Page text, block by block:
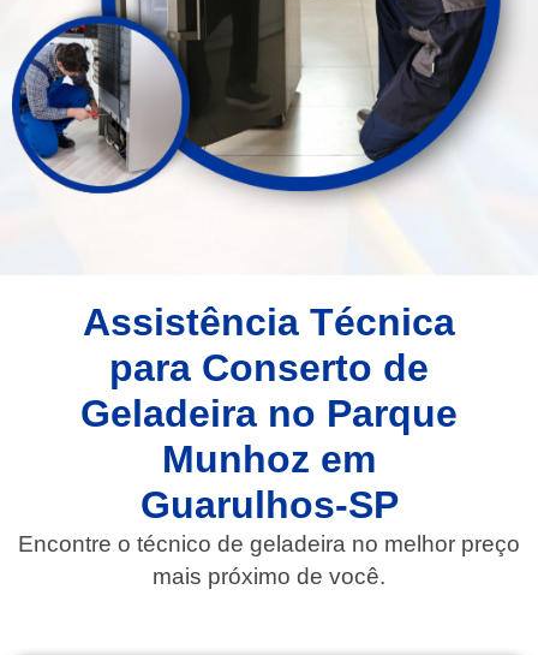
Assistência Técnica
para Conserto de
Geladeira no Parque
Munhoz em
Guarulhos-SP
Encontre o técnico de geladeira no melhor preço
mais próximo de você.